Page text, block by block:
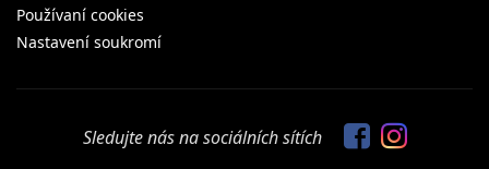
Používaní cookies
Nastavení soukromí
Sledujte nás na sociálních sítích